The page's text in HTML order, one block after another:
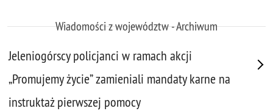
Wiadomości z województw - Archiwum
Jeleniogórscy policjanci w ramach akcji
„Promujemy życie” zamieniali mandaty karne na
instruktaż pierwszej pomocy